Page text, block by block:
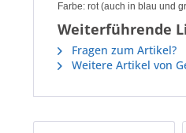
Farbe: rot (auch in blau und
Weiterführende
Fragen zum Artikel?
Weitere Artikel von